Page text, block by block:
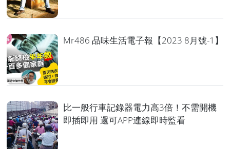
Mr486 品味生活電子報【2023 8月號-1】
比一般行車記錄器電力高3倍！不需開機
即插即用 還可APP連線即時監看